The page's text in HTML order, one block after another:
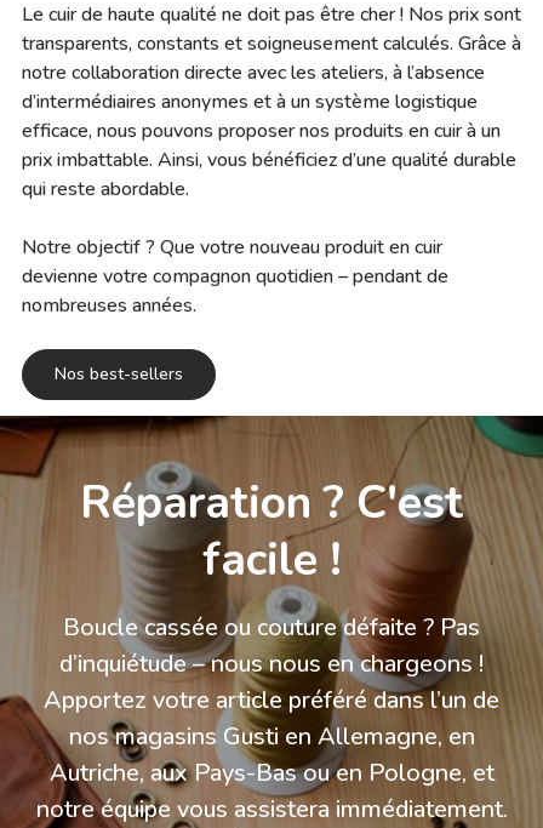
Le cuir de haute qualité ne doit pas être cher ! Nos prix sont
transparents, constants et soigneusement calculés. Grâce à
notre collaboration directe avec les ateliers, à l’absence
d’intermédiaires anonymes et à un système logistique
efficace, nous pouvons proposer nos produits en cuir à un
prix imbattable. Ainsi, vous bénéficiez d’une qualité durable
qui reste abordable.
Notre objectif ? Que votre nouveau produit en cuir
devienne votre compagnon quotidien – pendant de
nombreuses années.
Nos best-sellers
Réparation ? C'est
facile !
Boucle cassée ou couture défaite ? Pas
d’inquiétude – nous nous en chargeons !
Apportez votre article préféré dans l’un de
nos magasins Gusti en Allemagne, en
Autriche, aux Pays-Bas ou en Pologne, et
notre équipe vous assistera immédiatement.